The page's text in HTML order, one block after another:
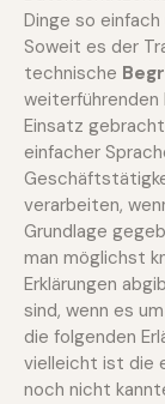
Dinge so
Soweit es der
technische
Einsatz
einfacher
verarbeiten,
Grundlage
man möglichst
Erklärungen
sind, wenn es
die folgenden
vielleicht ist die
noch nicht